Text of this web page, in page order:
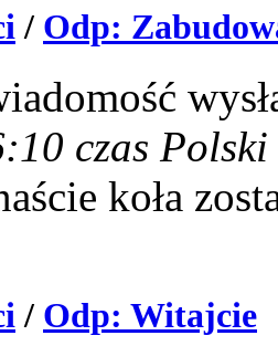
/ Odp:
czas Polski
koła
/ Odp: Witajcie